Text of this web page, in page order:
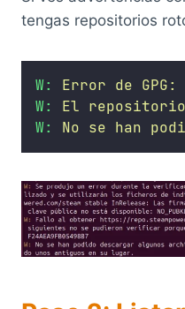
tengas repositorios
W: Error de GPG:
W:
El repositorio
W:
No se han